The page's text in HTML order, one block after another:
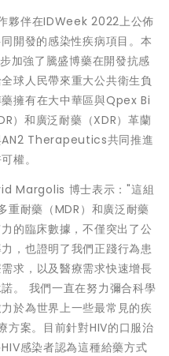
夥伴在IDWeek 2022上公佈
開發的感染性疾病項目。本
加強了騰盛博藥在開發抗感
球人民帶來重大公共衛生負
擁有在大中華區與Qpex Bi
）和廣泛耐藥（XDR）革蘭
AN2 Therapeutics共同推進
權。
Margolis 博士表示："這組
重耐藥（MDR）和廣泛耐藥
的臨床數據，不僅突出了公
，也證明了我們正踐行為患
求，以及醫療需求快速增長
。 我們一直在努力彌合科學
於為世界上一些最常見的疾
方案。目前針對HIV的口服治
感染者認為這種給藥方式